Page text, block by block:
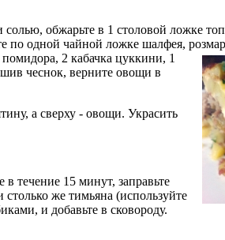
обжарьте в 1 столовой ложке
по одной чайной ложке шалфея,
2 кабачка цуккини, 1
чеснок, верните овощи в
а сверху - овощи. Украсить
течение 15 минут, заправьте
же тимьяна (используйте
и добавьте в сковороду.